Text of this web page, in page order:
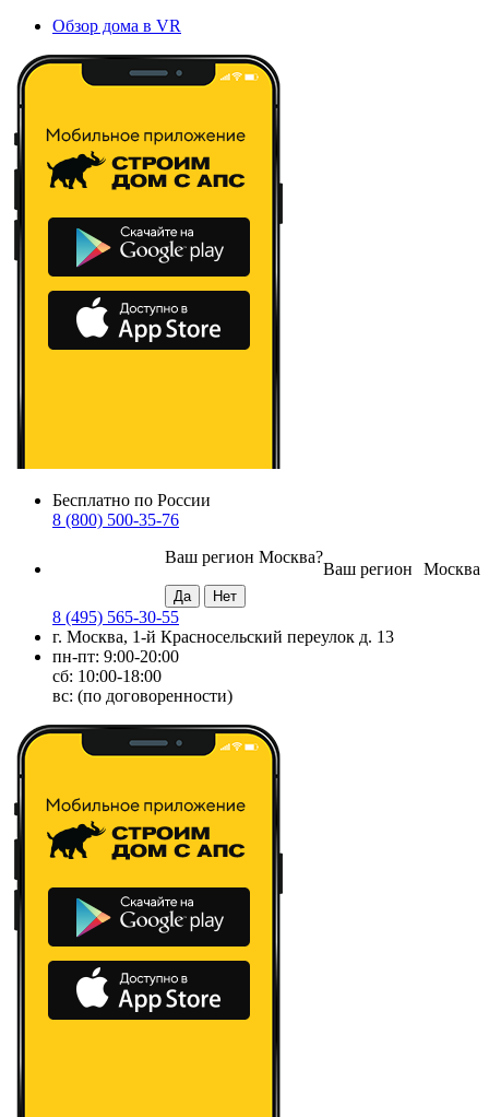
Обзор дома в VR
Бесплатно по России
8 (800) 500-35-76
Москва
Ваш регион
Ваш регион Москва?
8 (495) 565-30-55
г. Москва, 1-й Красносельский переулок д. 13
пн-пт: 9:00-20:00
сб: 10:00-18:00
вс: (по договоренности)